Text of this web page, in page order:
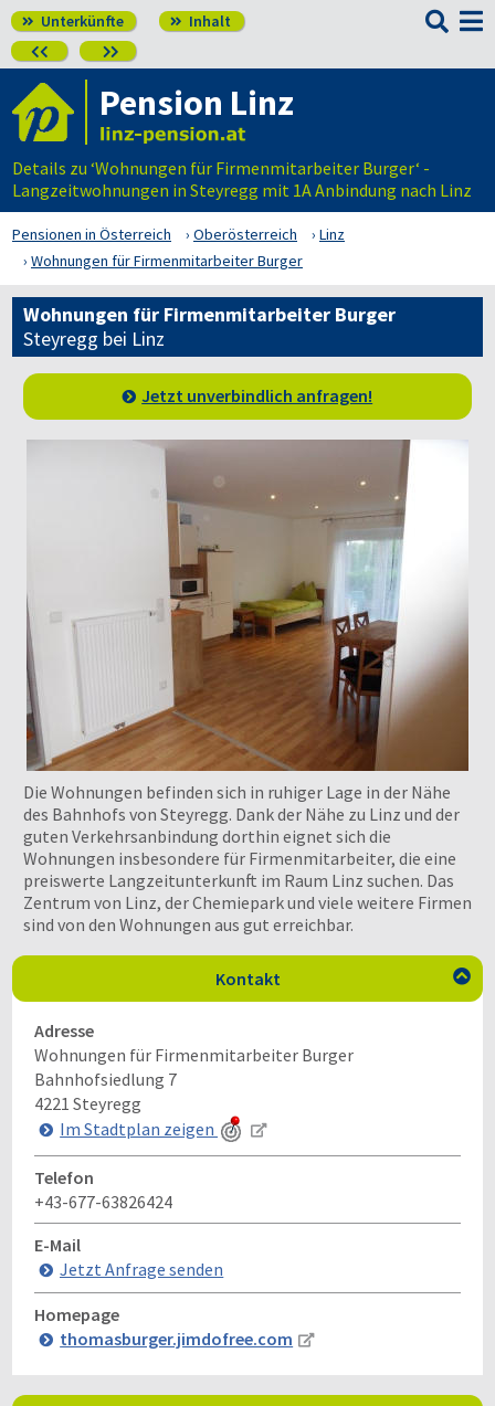
 Unterkünfte  Inhalt
 

Pension Linz
Details zu ‘Wohnungen für Firmenmitarbeiter Burger‘ -
Langzeitwohnungen in Steyregg mit 1A Anbindung nach Linz
Pensionen in Österreich Oberösterreich
Linz
Wohnungen für Firmenmitarbeiter Burger
Wohnungen für Firmenmitarbeiter Burger
Steyregg bei Linz
Jetzt unverbindlich anfragen!
Die Wohnungen befinden sich in ruhiger Lage in der Nähe
des Bahnhofs von Steyregg. Dank der Nähe zu Linz und der
guten Verkehrsanbindung dorthin eignet sich die
Wohnungen insbesondere für Firmenmitarbeiter, die eine
preiswerte Langzeitunterkunft im Raum Linz suchen. Das
Zentrum von Linz, der Chemiepark und viele weitere Firmen
sind von den Wohnungen aus gut erreichbar.
Kontakt 
Adresse
Wohnungen für Firmenmitarbeiter Burger
Bahnhofsiedlung 7
4221 Steyregg
Im Stadtplan zeigen
Telefon
+43-677-63826424
E-Mail
Jetzt Anfrage senden
Homepage
thomasburger.jimdofree.com